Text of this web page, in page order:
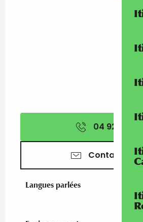
04 92 41 81
Contactez-
Langues parlées
Langues parlées